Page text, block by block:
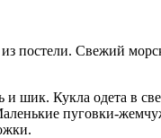
из постели. Свежий
и шик. Кукла одета
пуговки-